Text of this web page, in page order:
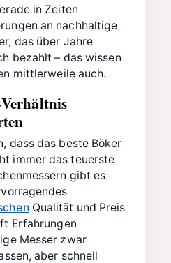
in Zeiten
an nachhaltige
das über Jahre
bezahlt – das wissen
mittlerweile auch.
dass das beste Böker
immer das teuerste
gibt es
Qualität und Preis
Erfahrungen
Messer zwar
aber schnell